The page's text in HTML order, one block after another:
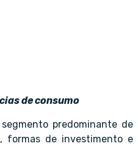
de consumo
predominante de
formas de investimento e